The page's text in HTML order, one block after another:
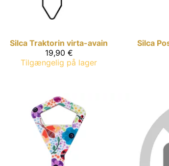
Silca Traktorin virta-avain
19,90 €
Tilgængelig på lager
Silca